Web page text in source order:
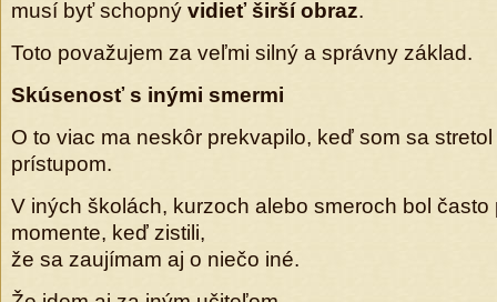
musí byť schopný vidieť širší obraz.
Toto považujem za veľmi silný a správny základ.
Skúsenosť s inými smermi
O to viac ma neskôr prekvapilo, keď som sa
prístupom.
V iných školách, kurzoch alebo smeroch bol často
momente, keď zistili,
že sa zaujímam aj o niečo iné.